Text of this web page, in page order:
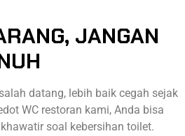
JANGAN
datang, lebih baik cegah sejak
WC restoran kami, Anda bisa
soal kebersihan toilet.